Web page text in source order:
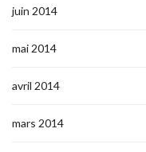
juin 2014
mai 2014
avril 2014
mars 2014